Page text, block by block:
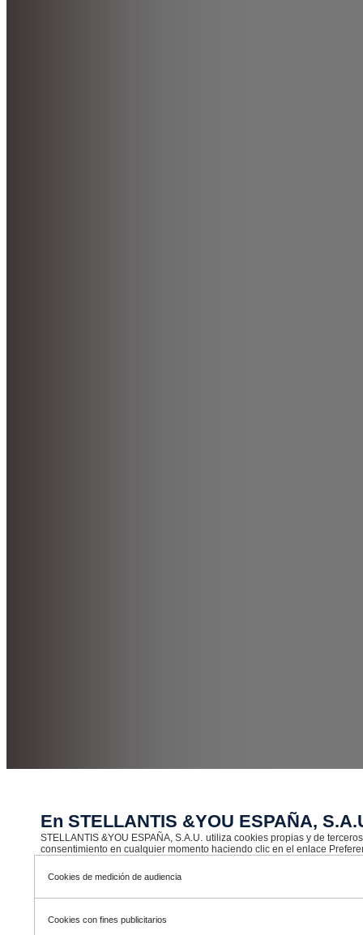
En STELLANTIS &YOU ESPAÑA,
STELLANTIS &YOU ESPAÑA, S.A.U. utiliza cookies propias y de
consentimiento en cualquier momento haciendo clic en el enlace
Cookies de medición de audiencia
Cookies con fines publicitarios